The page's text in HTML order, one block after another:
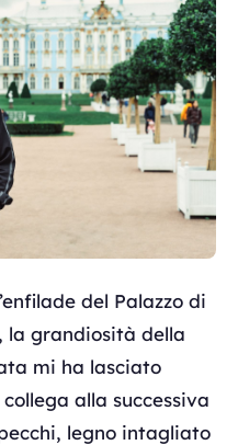
del Palazzo di
la grandiosità della
mi ha lasciato
alla successiva
legno intagliato